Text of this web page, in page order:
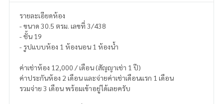
รายละเอียดห้อง
- ขนาด 30.5 ตรม. เลขที่ 3/438
- ชั้น 19
- รูปแบบห้อง 1 ห้องนอน 1 ห้องน้ำ
ค่าเช่าห้อง 12,000 / เดือน (สัญญาเช่า 1 ปี)
ค่าประกันห้อง 2 เดือน และจ่ายค่าเช่าเดือนแรก 1 เดือน
รวมจ่าย 3 เดือน พร้อมเข้าอยู่ได้เลยครับ